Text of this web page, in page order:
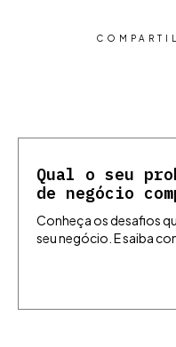
Qual o seu
de negócio
Conheça os desafios
seu negócio. E saiba